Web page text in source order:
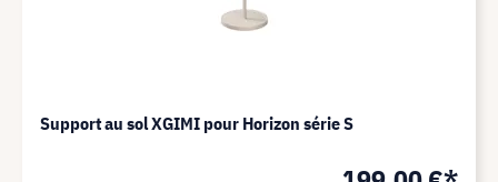
Support au sol XGIMI pour Horizon série S